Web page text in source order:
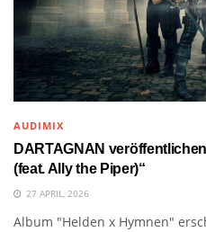
AUDIMIX
DARTAGNAN
(feat. Ally the Piper)“
27 APRIL, 2026
Album "Helden x Hymnen"